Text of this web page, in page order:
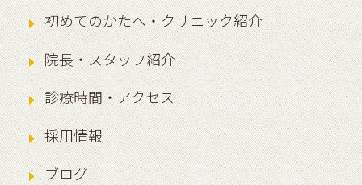
初めてのかたへ・クリニック紹介
院長・スタッフ紹介
診療時間・アクセス
採用情報
ブログ